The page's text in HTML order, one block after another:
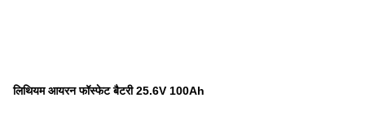
लिथियम आयरन फॉस्फेट बैटरी 25.6V 100Ah